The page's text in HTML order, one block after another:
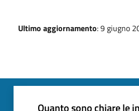
Ultimo aggiornamento: 9 giugno
Quanto sono chiare le